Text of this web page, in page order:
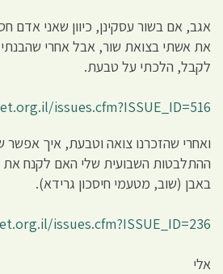
אגב, אם בשור עסקינן, כיוון שאני אדם
את אשתי בצואת שור, אבל אחרי שהבנתי
לקבל, הלכתי על טבעת.
issues.cfm?ISSUE_ID=516
ואחרי שהזכרנו צואה וטבעת, איך אפשר
ההתלבטות השבועית שלי האם לקנח
באבן (שוב, מטעמי חיסכון גרידא).
issues.cfm?ISSUE_ID=236
אלי